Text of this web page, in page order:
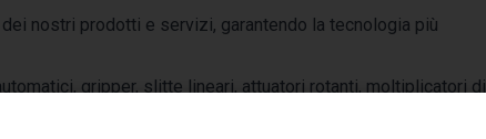
nostri prodotti e servizi, garantendo la tecnologia più
gripper, slitte lineari, attuatori rotanti, moltiplicatori di